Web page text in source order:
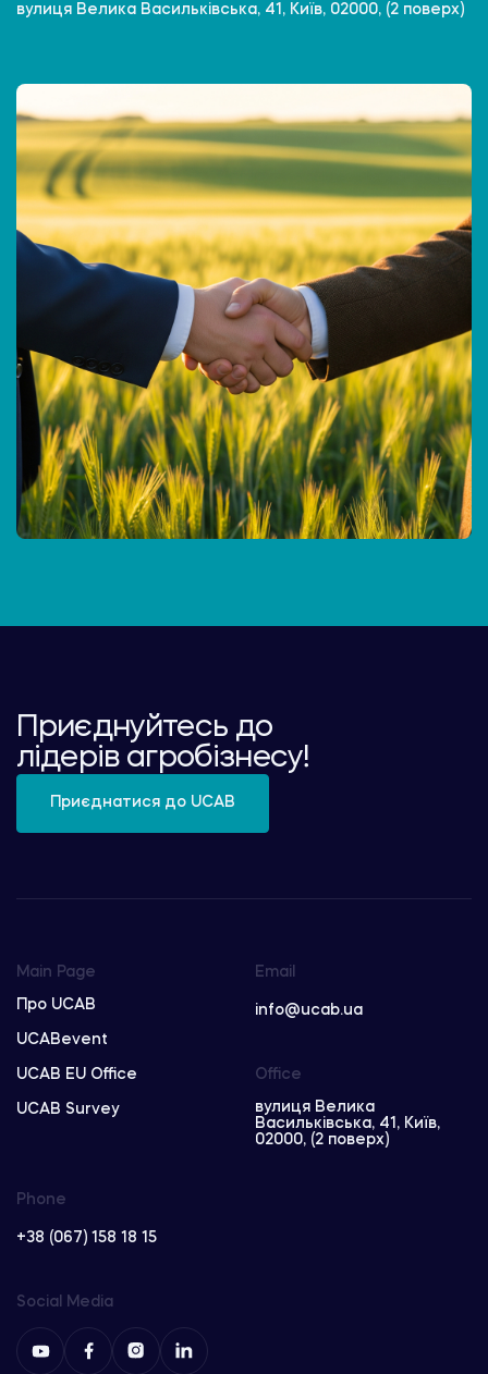
вулиця Велика Васильківська, 41, Київ, 02000, (2 поверх)
Приєднуйтесь до
лідерів агробізнесу!
Приєднатися до UCAB
Main Page
Про UCAB
UCABevent
UCAB EU Office
UCAB Survey
Email
info@ucab.ua
Phone
+38 (067) 158 18 15
Office
вулиця Велика
Васильківська, 41, Київ,
02000, (2 поверх)
Social Media